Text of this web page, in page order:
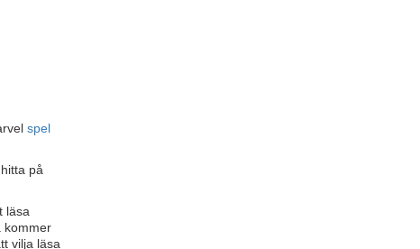
spel
på
läsa
kommer
vilja läsa